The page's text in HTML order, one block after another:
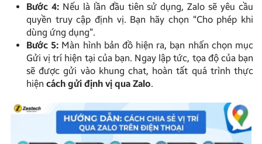
Bước 4:Nếu là lần đầu tiên sử dụng, Zalo sẽ yêu cầu
quyền truy cập định vị. Bạn hãy chọn “Cho phép khi
dùng ứng dụng”.
Bước 5: Màn hình bản đồ hiện ra, bạn nhấn chọn mục
Gửi vị trí hiện tại của bạn. Ngay lập tức, tọa độ của bạn
sẽ được gửi vào khung chat, hoàn tất quá trình thực
hiện cách gửi định vị qua Zalo.